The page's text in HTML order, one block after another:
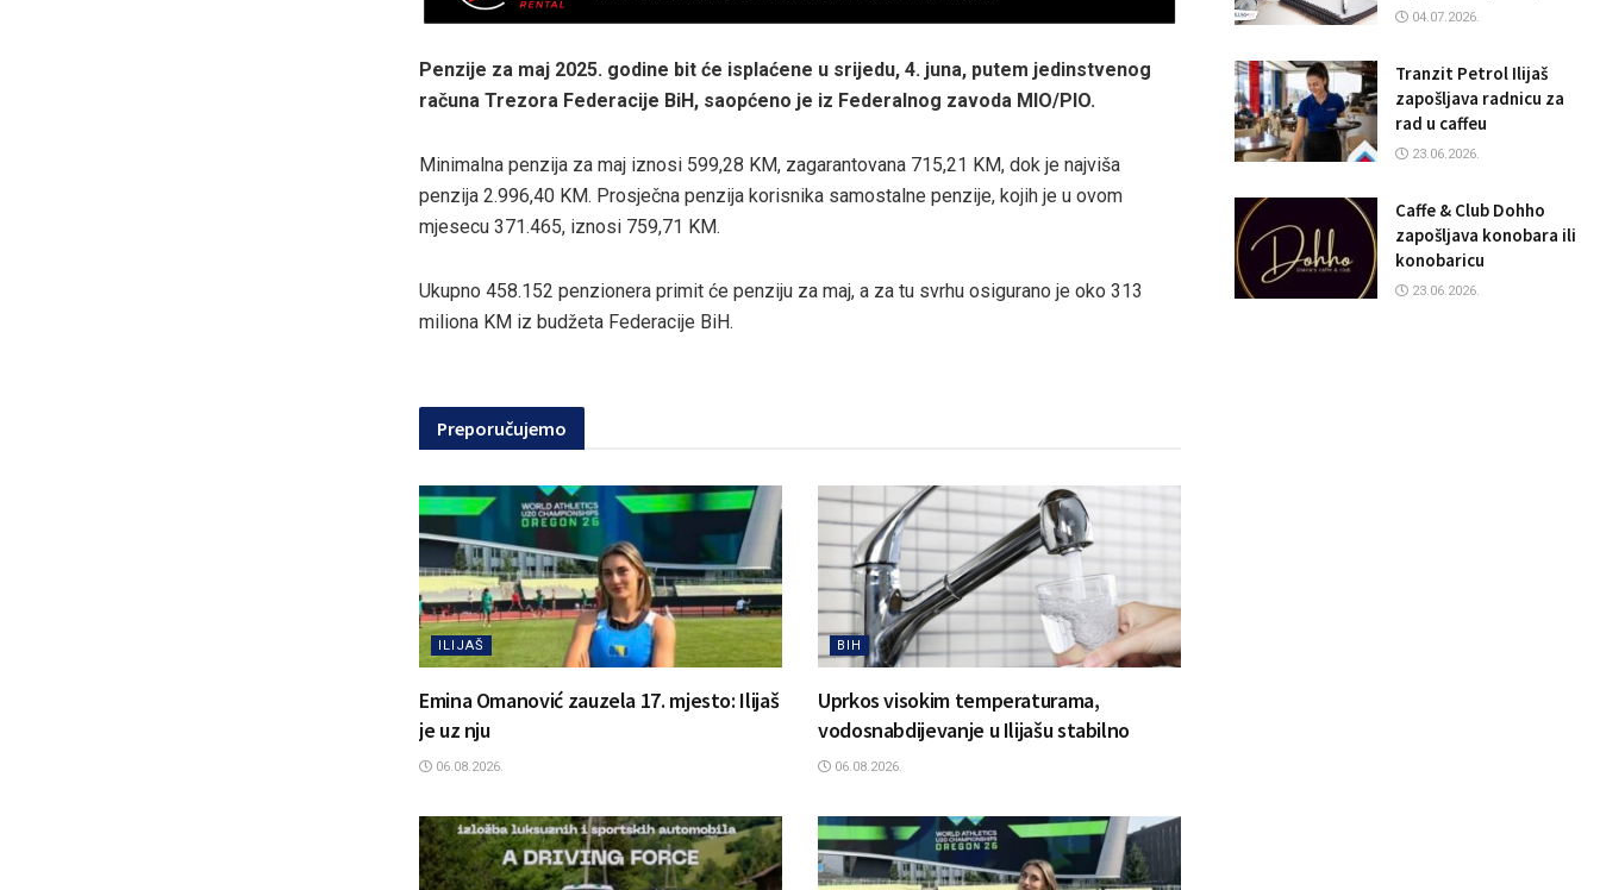
Penzije za maj 2025. godine bit će isplaćene u srijedu, 4. juna, putem jedinstvenog
računa Trezora Federacije BiH, saopćeno je iz Federalnog zavoda MIO/PIO.
Minimalna penzija za maj iznosi 599,28 KM, zagarantovana 715,21 KM, dok je najviša
penzija 2.996,40 KM. Prosječna penzija korisnika samostalne penzije, kojih je u ovom
mjesecu 371.465, iznosi 759,71 KM.
Ukupno 458.152 penzionera primit će penziju za maj, a za tu svrhu osigurano je oko 313
miliona KM iz budžeta Federacije BiH.
Preporučujemo
ILIJAŠ
Emina Omanović zauzela 17. mjesto: Ilijaš
je uz nju
06.08.2026.
BIH
Uprkos visokim temperaturama,
vodosnabdijevanje u Ilijašu stabilno
06.08.2026.
04.07.2026.
Tranzit Petrol Ilijaš
zapošljava radnicu za
rad u caffeu
23.06.2026.
Caffe & Club Dohho
zapošljava konobara ili
konobaricu
23.06.2026.